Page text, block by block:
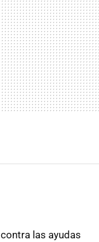
contra las ayudas